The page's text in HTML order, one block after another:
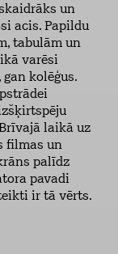
un
acis. Papildu
tabulām un
varēsi
kolēģus.
laikā uz
filmas un
palīdz
pavadi
ir tā vērts.